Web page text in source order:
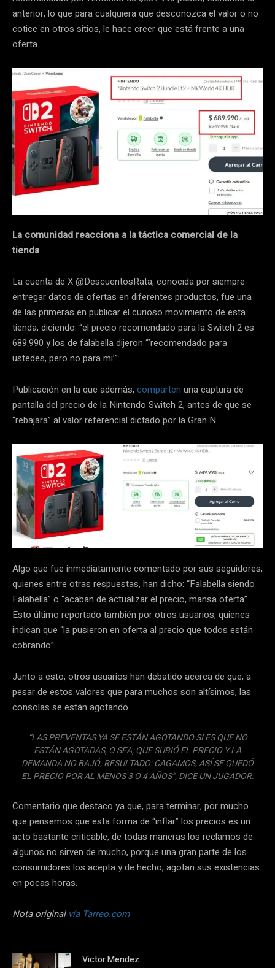
anterior, lo que para cualquiera que desconozca el valor o no
cotice en otros sitios, le hace creer que está frente a una
oferta.
La comunidad reacciona a la táctica comercial de la
tienda
La cuenta de X @DescuentosRata, conocida por siempre
entregar datos de ofertas en diferentes productos, fue una
de las primeras en publicar el curioso movimiento de esta
tienda, diciendo: “el precio recomendado para la Switch 2 es
689.990 y los de falabella dijeron “’recomendado para
ustedes, pero no para mi’”.
Publicación en la que además, comparten una captura de
pantalla del precio de la Nintendo Switch 2, antes de que se
“rebajara” al valor referencial dictado por la Gran N.
Algo que fue inmediatamente comentado por sus seguidores,
quienes entre otras respuestas, han dicho: “Falabella siendo
Falabella” o “acaban de actualizar el precio, mansa oferta”.
Esto último reportado también por otros usuarios, quienes
indican que “la pusieron en oferta al precio que todos están
cobrando”.
Junto a esto, otros usuarios han debatido acerca de que, a
pesar de estos valores que para muchos son altísimos, las
consolas se están agotando.
“LAS PREVENTAS YA SE ESTÁN AGOTANDO SI ES QUE NO
ESTÁN AGOTADAS, O SEA, QUE SUBIÓ EL PRECIO Y LA
DEMANDA NO BAJÓ, RESULTADO: CAGAMOS, ASÍ SE QUEDÓ
EL PRECIO POR AL MENOS 3 O 4 AÑOS”, DICE UN JUGADOR.
Comentario que destaco ya que, para terminar, por mucho
que pensemos que esta forma de “inflar” los precios es un
acto bastante criticable, de todas maneras los reclamos de
algunos no sirven de mucho, porque una gran parte de los
consumidores los acepta y de hecho, agotan sus existencias
en pocas horas.
Nota originalvía Tarreo.com
Victor Mendez